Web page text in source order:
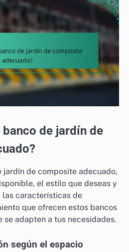
de jardín de
jardín de composite adecuado,
el estilo que deseas y
las características de
que ofrecen estos bancos
se adapten a tus necesidades.
según el espacio